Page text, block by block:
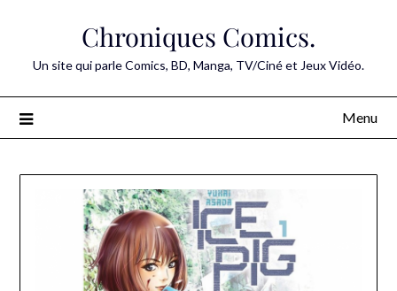
Chroniques Comics.
Un site qui parle Comics, BD, Manga, TV/Ciné et Jeux Vidéo.
Menu